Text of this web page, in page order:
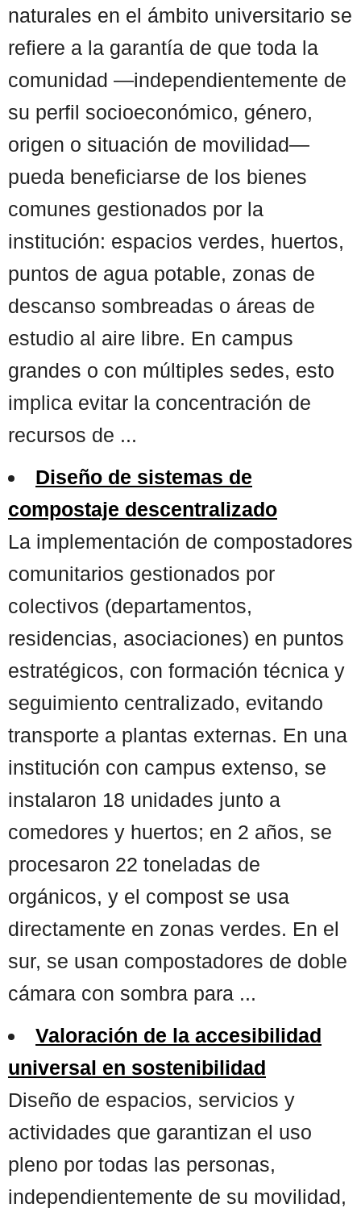
naturales en el ámbito universitario se
refiere a la garantía de que toda la
comunidad —independientemente de
su perfil socioeconómico, género,
origen o situación de movilidad—
pueda beneficiarse de los bienes
comunes gestionados por la
institución: espacios verdes, huertos,
puntos de agua potable, zonas de
descanso sombreadas o áreas de
estudio al aire libre. En campus
grandes o con múltiples sedes, esto
implica evitar la concentración de
recursos de ...
Diseño de sistemas de
compostaje descentralizado
La implementación de compostadores
comunitarios gestionados por
colectivos (departamentos,
residencias, asociaciones) en puntos
estratégicos, con formación técnica y
seguimiento centralizado, evitando
transporte a plantas externas. En una
institución con campus extenso, se
instalaron 18 unidades junto a
comedores y huertos; en 2 años, se
procesaron 22 toneladas de
orgánicos, y el compost se usa
directamente en zonas verdes. En el
sur, se usan compostadores de doble
cámara con sombra para ...
Valoración de la accesibilidad
universal en sostenibilidad
Diseño de espacios, servicios y
actividades que garantizan el uso
pleno por todas las personas,
independientemente de su movilidad,